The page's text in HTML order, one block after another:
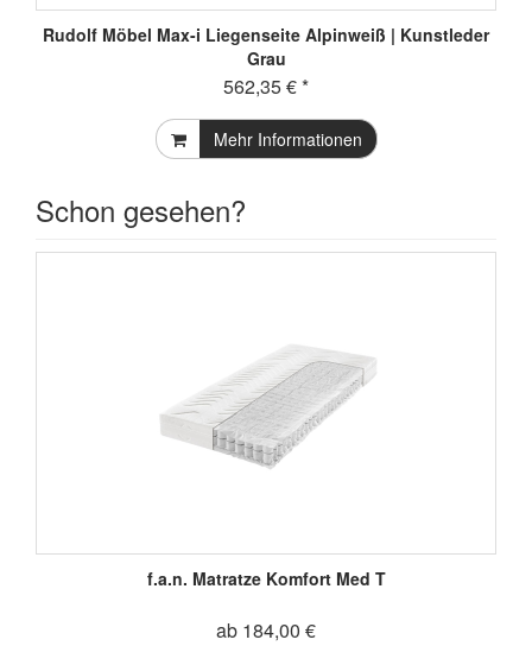
Rudolf Möbel Max-i Liegenseite Alpinweiß | Kunstleder
Grau
562,35 € *
Mehr Informationen
Schon gesehen?
f.a.n. Matratze Komfort Med T
ab 184,00 €